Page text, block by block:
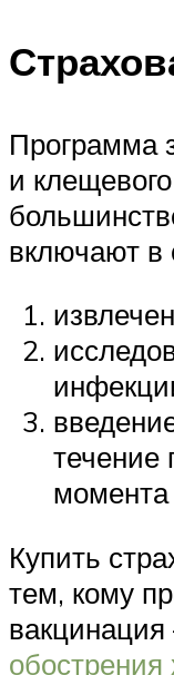
Программа
и
включают в
течение
момента
Купить
тем, кому
обострения